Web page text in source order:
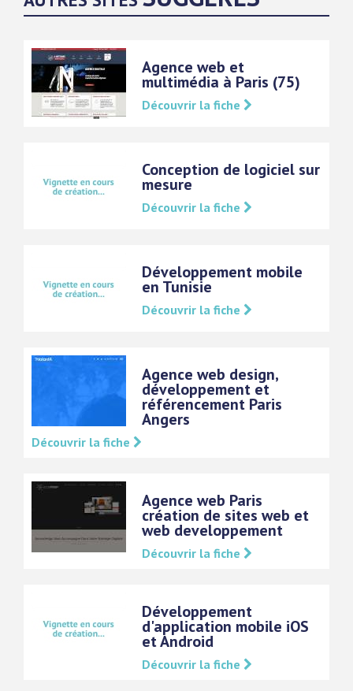
Agence web et
multimédia à Paris (75)
Découvrir la fiche
Conception de logiciel sur
mesure
Découvrir la fiche
Développement mobile
en Tunisie
Découvrir la fiche
Agence web design,
développement et
référencement Paris
Angers
Découvrir la fiche
Agence web Paris
création de sites web et
web developpement
Découvrir la fiche
Développement
d'application mobile iOS
et Android
Découvrir la fiche